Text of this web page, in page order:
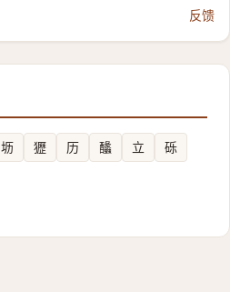
反馈
坜 㺡 历 䤙 立
砾